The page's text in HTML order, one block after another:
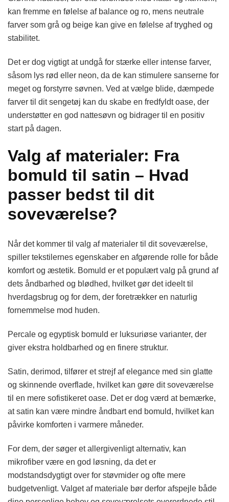
kan fremme en følelse af balance og ro, mens neutrale
farver som grå og beige kan give en følelse af tryghed og
stabilitet.
Det er dog vigtigt at undgå for stærke eller intense farver,
såsom lys rød eller neon, da de kan stimulere sanserne for
meget og forstyrre søvnen. Ved at vælge blide, dæmpede
farver til dit sengetøj kan du skabe en fredfyldt oase, der
understøtter en god nattesøvn og bidrager til en positiv
start på dagen.
Valg af materialer: Fra
bomuld til satin – Hvad
passer bedst til dit
soveværelse?
Når det kommer til valg af materialer til dit soveværelse,
spiller tekstilernes egenskaber en afgørende rolle for både
komfort og æstetik. Bomuld er et populært valg på grund af
dets åndbarhed og blødhed, hvilket gør det ideelt til
hverdagsbrug og for dem, der foretrækker en naturlig
fornemmelse mod huden.
Percale og egyptisk bomuld er luksuriøse varianter, der
giver ekstra holdbarhed og en finere struktur.
Satin, derimod, tilfører et strejf af elegance med sin glatte
og skinnende overflade, hvilket kan gøre dit soveværelse
til en mere sofistikeret oase. Det er dog værd at bemærke,
at satin kan være mindre åndbart end bomuld, hvilket kan
påvirke komforten i varmere måneder.
For dem, der søger et allergivenligt alternativ, kan
mikrofiber være en god løsning, da det er
modstandsdygtigt over for støvmider og ofte mere
budgetvenligt. Valget af materiale bør derfor afspejle både